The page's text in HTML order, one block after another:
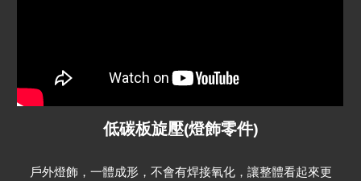
低碳板旋壓(燈飾零件)
戶外燈飾，一體成形，不會有焊接氧化，讓整體看起來更